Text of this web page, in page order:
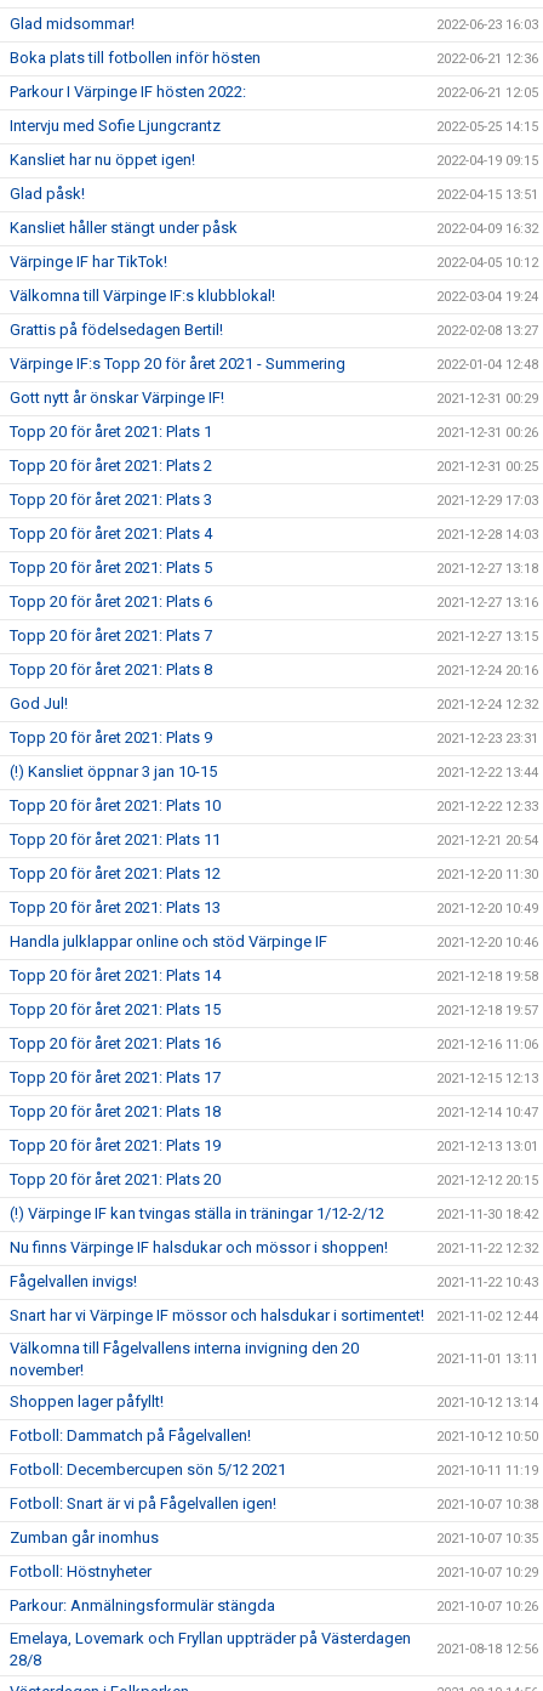
Glad midsommar! 2022-06-23 16:03
Boka plats till fotbollen inför hösten 2022-06-21 12:36
Parkour I Värpinge IF hösten 2022: 2022-06-21 12:05
Intervju med Sofie Ljungcrantz 2022-05-25 14:15
Kansliet har nu öppet igen! 2022-04-19 09:15
Glad påsk! 2022-04-15 13:51
Kansliet håller stängt under påsk 2022-04-09 16:32
Värpinge IF har TikTok! 2022-04-05 10:12
Välkomna till Värpinge IF:s klubblokal! 2022-03-04 19:24
Grattis på födelsedagen Bertil! 2022-02-08 13:27
Värpinge IF:s Topp 20 för året 2021 - Summering 2022-01-04 12:48
Gott nytt år önskar Värpinge IF! 2021-12-31 00:29
Topp 20 för året 2021: Plats 1 2021-12-31 00:26
Topp 20 för året 2021: Plats 2 2021-12-31 00:25
Topp 20 för året 2021: Plats 3 2021-12-29 17:03
Topp 20 för året 2021: Plats 4 2021-12-28 14:03
Topp 20 för året 2021: Plats 5 2021-12-27 13:18
Topp 20 för året 2021: Plats 6 2021-12-27 13:16
Topp 20 för året 2021: Plats 7 2021-12-27 13:15
Topp 20 för året 2021: Plats 8 2021-12-24 20:16
God Jul! 2021-12-24 12:32
Topp 20 för året 2021: Plats 9 2021-12-23 23:31
(!) Kansliet öppnar 3 jan 10-15 2021-12-22 13:44
Topp 20 för året 2021: Plats 10 2021-12-22 12:33
Topp 20 för året 2021: Plats 11 2021-12-21 20:54
Topp 20 för året 2021: Plats 12 2021-12-20 11:30
Topp 20 för året 2021: Plats 13 2021-12-20 10:49
Handla julklappar online och stöd Värpinge IF 2021-12-20 10:46
Topp 20 för året 2021: Plats 14 2021-12-18 19:58
Topp 20 för året 2021: Plats 15 2021-12-18 19:57
Topp 20 för året 2021: Plats 16 2021-12-16 11:06
Topp 20 för året 2021: Plats 17 2021-12-15 12:13
Topp 20 för året 2021: Plats 18 2021-12-14 10:47
Topp 20 för året 2021: Plats 19 2021-12-13 13:01
Topp 20 för året 2021: Plats 20 2021-12-12 20:15
(!) Värpinge IF kan tvingas ställa in träningar 1/12-2/12 2021-11-30 18:42
Nu finns Värpinge IF halsdukar och mössor i shoppen! 2021-11-22 12:32
Fågelvallen invigs! 2021-11-22 10:43
Snart har vi Värpinge IF mössor och halsdukar i sortimentet! 2021-11-02 12:44
Välkomna till Fågelvallens interna invigning den 20
november!
2021-11-01 13:11
Shoppen lager påfyllt! 2021-10-12 13:14
Fotboll: Dammatch på Fågelvallen! 2021-10-12 10:50
Fotboll: Decembercupen sön 5/12 2021 2021-10-11 11:19
Fotboll: Snart är vi på Fågelvallen igen! 2021-10-07 10:38
Zumban går inomhus 2021-10-07 10:35
Fotboll: Höstnyheter 2021-10-07 10:29
Parkour: Anmälningsformulär stängda 2021-10-07 10:26
Emelaya, Lovemark och Fryllan uppträder på Västerdagen
28/8
2021-08-18 12:56